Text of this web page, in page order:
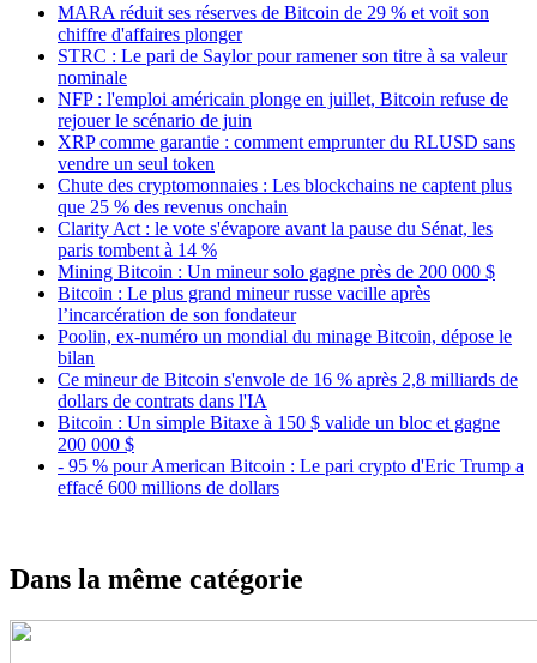
MARA réduit ses réserves de Bitcoin de 29 % et voit son
chiffre d'affaires plonger
STRC : Le pari de Saylor pour ramener son titre à sa valeur
nominale
NFP : l'emploi américain plonge en juillet, Bitcoin refuse de
rejouer le scénario de juin
XRP comme garantie : comment emprunter du RLUSD sans
vendre un seul token
Chute des cryptomonnaies : Les blockchains ne captent plus
que 25 % des revenus onchain
Clarity Act : le vote s'évapore avant la pause du Sénat, les
paris tombent à 14 %
Mining Bitcoin : Un mineur solo gagne près de 200 000 $
Bitcoin : Le plus grand mineur russe vacille après
l’incarcération de son fondateur
Poolin, ex-numéro un mondial du minage Bitcoin, dépose le
bilan
Ce mineur de Bitcoin s'envole de 16 % après 2,8 milliards de
dollars de contrats dans l'IA
Bitcoin : Un simple Bitaxe à 150 $ valide un bloc et gagne
200 000 $
- 95 % pour American Bitcoin : Le pari crypto d'Eric Trump a
effacé 600 millions de dollars
Dans la même catégorie